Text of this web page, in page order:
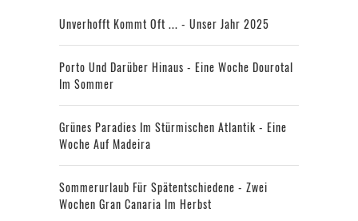
Unverhofft Kommt Oft ... - Unser Jahr 2025
Porto Und Darüber Hinaus - Eine Woche Dourotal
Im Sommer
Grünes Paradies Im Stürmischen Atlantik - Eine
Woche Auf Madeira
Sommerurlaub Für Spätentschiedene - Zwei
Wochen Gran Canaria Im Herbst